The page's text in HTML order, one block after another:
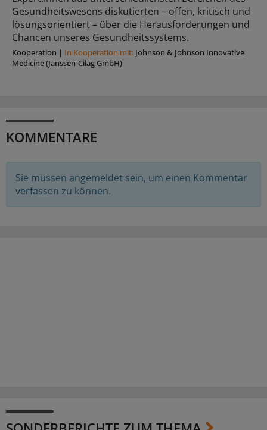
Gesundheitswesens diskutierten – offen, kritisch und
lösungsorientiert – über die Herausforderungen und
Chancen unseres Gesundheitssystems.
Kooperation | In Kooperation mit: Johnson & Johnson Innovative
Medicine (Janssen-Cilag GmbH)
KOMMENTARE
Sie müssen angemeldet sein, um einen Kommentar
verfassen zu können.